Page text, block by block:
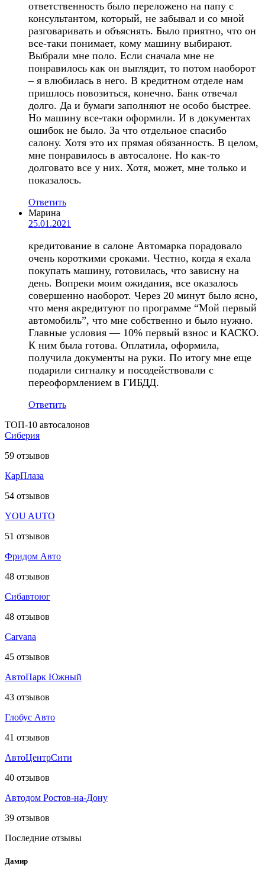
ответственность было переложено на папу с
консультантом, который, не забывал и со мной
разговаривать и объяснять. Было приятно, что он
все-таки понимает, кому машину выбирают.
Выбрали мне поло. Если сначала мне не
понравилось как он выглядит, то потом наоборот
– я влюбилась в него. В кредитном отделе нам
пришлось повозиться, конечно. Банк отвечал
долго. Да и бумаги заполняют не особо быстрее.
Но машину все-таки оформили. И в документах
ошибок не было. За что отдельное спасибо
салону. Хотя это их прямая обязанность. В целом,
мне понравилось в автосалоне. Но как-то
долговато все у них. Хотя, может, мне только и
показалось.
Ответить
Марина
25.01.2021
кредитование в салоне Автомарка порадовало
очень короткими сроками. Честно, когда я ехала
покупать машину, готовилась, что зависну на
день. Вопреки моим ожидания, все оказалось
совершенно наоборот. Через 20 минут было ясно,
что меня акредитуют по программе “Мой первый
автомобиль”, что мне собственно и было нужно.
Главные условия — 10% первый взнос и КАСКО.
К ним была готова. Оплатила, оформила,
получила документы на руки. По итогу мне еще
подарили сигналку и посодействовали с
переоформлением в ГИБДД.
Ответить
ТОП-10 автосалонов
Сиберия
59 отзывов
КарПлаза
54 отзывов
YOU AUTO
51 отзывов
Фридом Авто
48 отзывов
Сибавтоюг
48 отзывов
Carvana
45 отзывов
АвтоПарк Южный
43 отзывов
Глобус Авто
41 отзывов
АвтоЦентрСити
40 отзывов
Автодом Ростов-на-Дону
39 отзывов
Последние отзывы
Дамир